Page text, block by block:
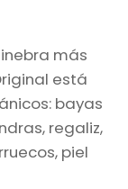
más
está
bayas
regaliz,
piel